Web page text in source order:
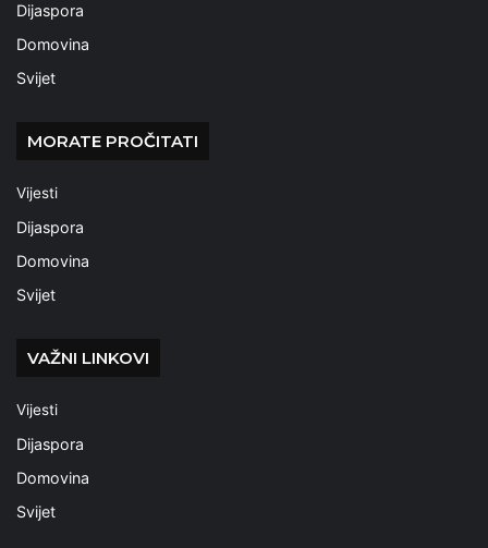
Dijaspora
Domovina
Svijet
MORATE PROČITATI
Vijesti
Dijaspora
Domovina
Svijet
VAŽNI LINKOVI
Vijesti
Dijaspora
Domovina
Svijet